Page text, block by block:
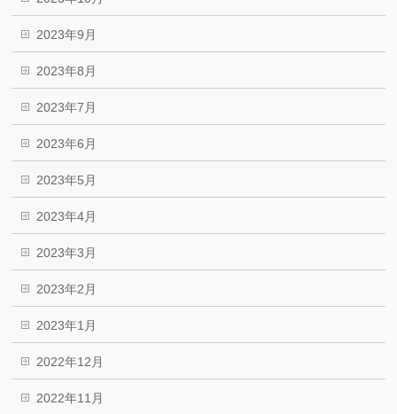
2023年9月
2023年8月
2023年7月
2023年6月
2023年5月
2023年4月
2023年3月
2023年2月
2023年1月
2022年12月
2022年11月